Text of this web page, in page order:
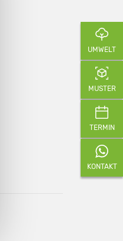
UMWELT
MUSTER
TERMIN
KONTAKT